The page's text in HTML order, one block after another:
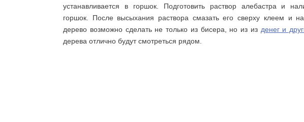
устанавливается в горшок. Подготовить раствор алебастра и
горшок. После высыхания раствора смазать его сверху клеем и
дерево возможно сделать не только из бисера, но из из денег и
дерева отлично будут смотреться рядом.